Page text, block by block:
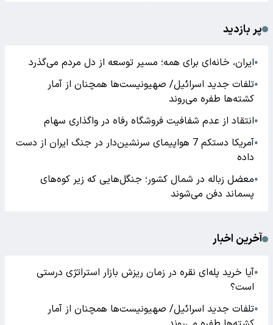
پر بازدید
●ایران، خانه‌ای برای همه؛ مسیر توسعه از دل مردم می‌گذرد
●تلفات جدید اسرائیل/ صهیونیست‌ها همچنان از آمار
کشته‌ها طفره می‌روند
●انتقاد از عدم شفافیت فروشگاه رفاه در واگذاری سهام
●
آمریکا دستکم 7 هواپیمای سرنشین‌دار در جنگ ایران از دست
داده
●معضل زباله در شمال کشور؛ جنگل‌هایی که زیر کوه‌های
پسماند دفن می‌شوند
آخرین اخبار
●آیا خرید پله‌ای نقره در زمان ریزش بازار استراتژی درستی
است؟
●تلفات جدید اسرائیل/ صهیونیست‌ها همچنان از آمار